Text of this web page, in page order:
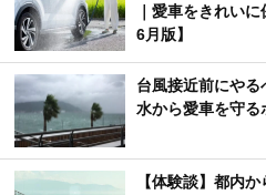
｜愛車をきれい
6月版】
台風接近前にや
水から愛車を守る
【体験談】都内